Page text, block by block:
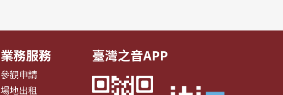
業務服務
參觀申請
場地出租
臺灣之音APP